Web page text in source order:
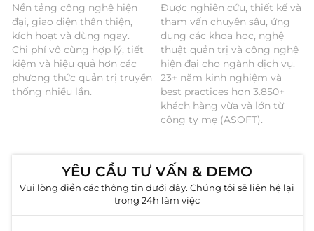
Nền tảng công nghệ hiện
đại, giao diện thân thiện,
kích hoạt và dùng ngay.
Chi phí vô cùng hợp lý, tiết
kiệm và hiệu quả hơn các
phương thức quản trị truyền
thống nhiều lần.
Được nghiên cứu, thiết kế và
tham vấn chuyên sâu, ứng
dụng các khoa học, nghệ
thuật quản trị và công nghệ
hiện đại cho ngành dịch vụ.
23+ năm kinh nghiệm và
best practices hơn 3.850+
khách hàng vừa và lớn từ
công ty mẹ (ASOFT).
YÊU CẦU TƯ VẤN & DEMO
Vui lòng điền các thông tin dưới đây. Chúng tôi sẽ liên hệ lại
trong 24h làm việc